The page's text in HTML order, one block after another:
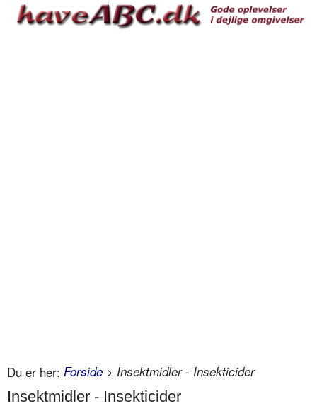
Du er her: Forside > Insektmidler - Insekticider
Insektmidler - Insekticider